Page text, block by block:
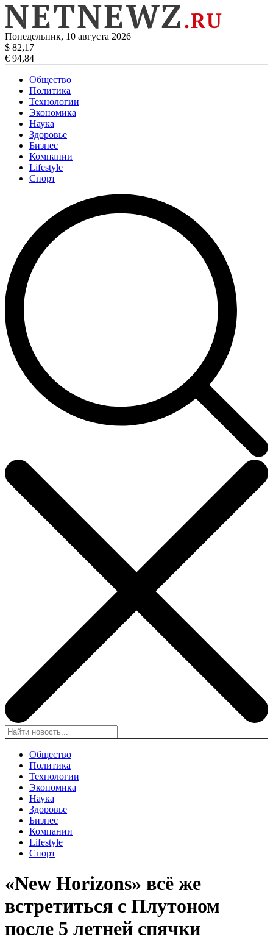
Понедельник, 10 августа 2026
$ 82,17
€ 94,84
Общество
Политика
Технологии
Экономика
Наука
Здоровье
Бизнес
Компании
Lifestyle
Спорт
Общество
Политика
Технологии
Экономика
Наука
Здоровье
Бизнес
Компании
Lifestyle
Спорт
«New Horizons» всё же
встретиться с Плутоном
после 5 летней спячки